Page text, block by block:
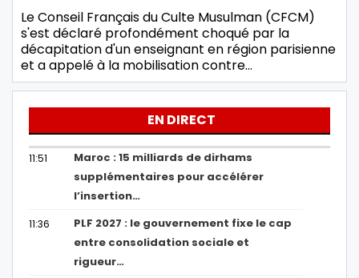
Le Conseil Français du Culte Musulman (CFCM)
s'est déclaré profondément choqué par la
décapitation d'un enseignant en région parisienne
et a appelé à la mobilisation contre…
EN DIRECT
11:51
Maroc : 15 milliards de dirhams
supplémentaires pour accélérer
l’insertion…
11:36
PLF 2027 : le gouvernement fixe le cap
entre consolidation sociale et
rigueur…